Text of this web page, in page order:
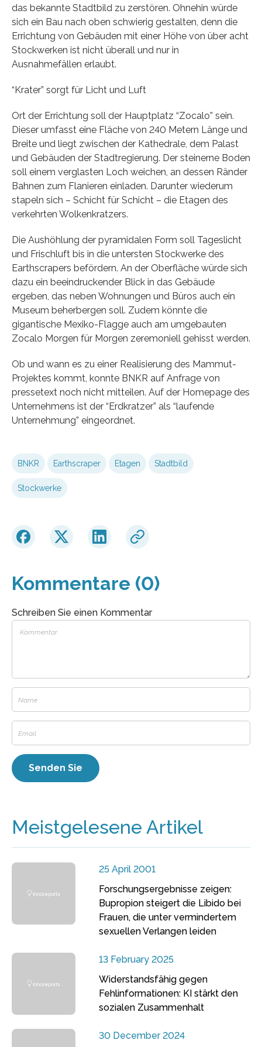
das bekannte Stadtbild zu zerstören. Ohnehin würde
sich ein Bau nach oben schwierig gestalten, denn die
Errichtung von Gebäuden mit einer Höhe von über acht
Stockwerken ist nicht überall und nur in
Ausnahmefällen erlaubt.
“Krater” sorgt für Licht und Luft
Ort der Errichtung soll der Hauptplatz “Zocalo” sein.
Dieser umfasst eine Fläche von 240 Metern Länge und
Breite und liegt zwischen der Kathedrale, dem Palast
und Gebäuden der Stadtregierung. Der steinerne Boden
soll einem verglasten Loch weichen, an dessen Ränder
Bahnen zum Flanieren einladen. Darunter wiederum
stapeln sich – Schicht für Schicht – die Etagen des
verkehrten Wolkenkratzers.
Die Aushöhlung der pyramidalen Form soll Tageslicht
und Frischluft bis in die untersten Stockwerke des
Earthscrapers befördern. An der Oberfläche würde sich
dazu ein beeindruckender Blick in das Gebäude
ergeben, das neben Wohnungen und Büros auch ein
Museum beherbergen soll. Zudem könnte die
gigantische Mexiko-Flagge auch am umgebauten
Zocalo Morgen für Morgen zeremoniell gehisst werden.
Ob und wann es zu einer Realisierung des Mammut-
Projektes kommt, konnte BNKR auf Anfrage von
pressetext noch nicht mitteilen. Auf der Homepage des
Unternehmens ist der “Erdkratzer” als “laufende
Unternehmung” eingeordnet.
BNKR Earthscraper Etagen Stadtbild
Stockwerke
Kommentare (0)
Schreiben Sie einen Kommentar
Meistgelesene Artikel
25 April 2001
Forschungsergebnisse zeigen:
Bupropion steigert die Libido bei
Frauen, die unter vermindertem
sexuellen Verlangen leiden
13 February 2025
Widerstandsfähig gegen
Fehlinformationen: KI stärkt den
sozialen Zusammenhalt
30 December 2024